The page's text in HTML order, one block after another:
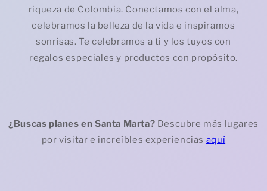
riqueza de Colombia. Conectamos con el alma,
celebramos la belleza de la vida e inspiramos
sonrisas. Te celebramos a ti y los tuyos con
regalos especiales y productos con propósito.
¿Buscas planes en Santa Marta? Descubre más lugares
por visitar e increíbles experiencias aquí